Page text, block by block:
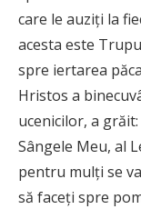
care le auziţi la
acesta este
spre iertarea
Hristos a
ucenicilor, a
Sângele Meu, al
pentru mulţi se
să faceţi spre